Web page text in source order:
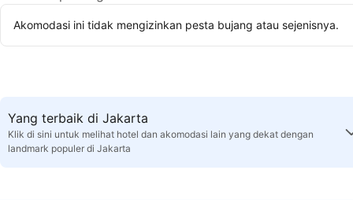
Akomodasi ini tidak mengizinkan pesta bujang atau sejenisnya.
Yang terbaik di Jakarta
Klik di sini untuk melihat hotel dan akomodasi lain yang dekat dengan
landmark populer di Jakarta